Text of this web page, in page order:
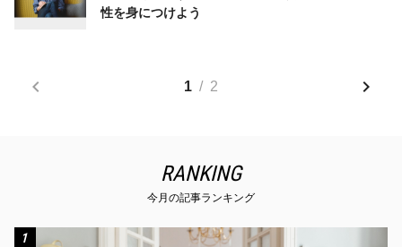
性を身につけよう
1 / 2
RANKING
今月の記事ランキング
1